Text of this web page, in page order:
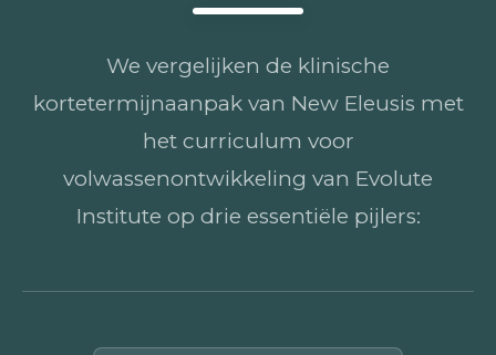
We vergelijken de klinische
kortetermijnaanpak van New Eleusis met
het curriculum voor
volwassenontwikkeling van Evolute
Institute op drie essentiële pijlers: